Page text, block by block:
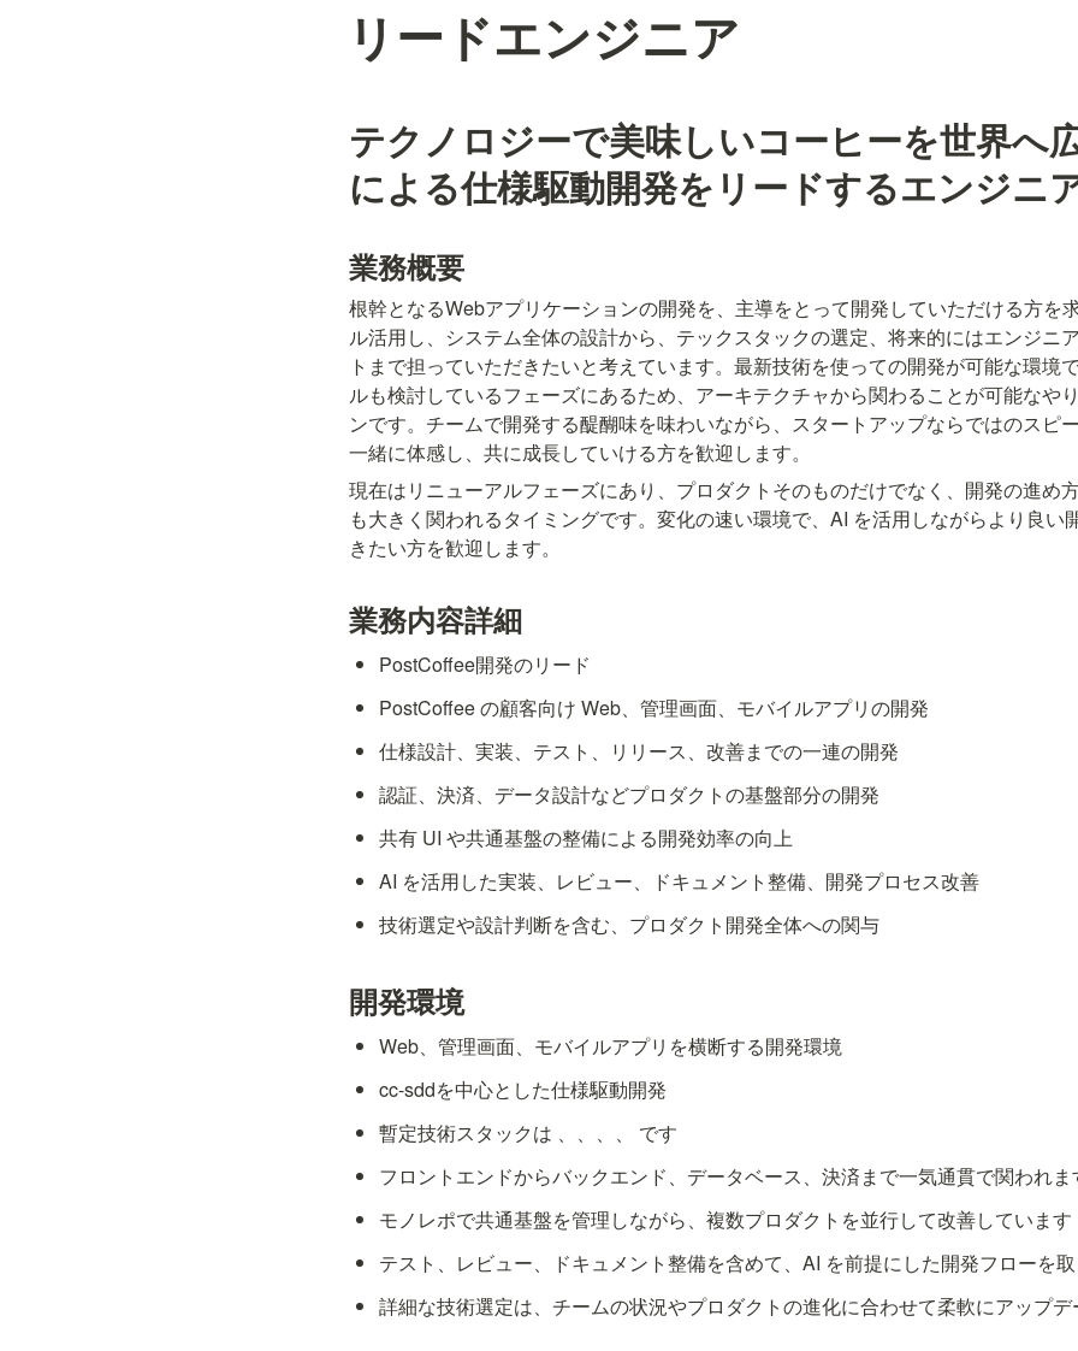
リードエンジニア
テクノロジーで美味しいコーヒーを世界へ
による仕様駆動開発をリードするエンジニ
業務概要
根幹となるWebアプリケーションの開発を、主導をとって開発していただける方を
ル活用し、システム全体の設計から、テックスタックの選定、将来的にはエンジニ
トまで担っていただきたいと考えています。最新技術を使っての開発が可能な環境
ルも検討しているフェーズにあるため、アーキテクチャから関わることが可能なや
ンです。チームで開発する醍醐味を味わいながら、スタートアップならではのスピ
一緒に体感し、共に成長していける方を歓迎します。
現在はリニューアルフェーズにあり、プロダクトそのものだけでなく、開発の進め
も大きく関われるタイミングです。変化の速い環境で、AI を活用しながらより良い
きたい方を歓迎します。
業務内容詳細
PostCoffee開発のリード
PostCoffee の顧客向け Web、管理画面、モバイルアプリの開発
仕様設計、実装、テスト、リリース、改善までの一連の開発
認証、決済、データ設計などプロダクトの基盤部分の開発
共有 UI や共通基盤の整備による開発効率の向上
AI を活用した実装、レビュー、ドキュメント整備、開発プロセス改善
技術選定や設計判断を含む、プロダクト開発全体への関与
開発環境
Web、管理画面、モバイルアプリを横断する開発環境
cc-sddを中心とした仕様駆動開発
暫定技術スタックは 、 、 、 、
です
フロントエンドからバックエンド、データベース、決済まで一気通貫で関われま
モノレポで共通基盤を管理しながら、複数プロダクトを並行して改善しています
テスト、レビュー、ドキュメント整備を含めて、AI を前提にした開発フローを
詳細な技術選定は、チームの状況やプロダクトの進化に合わせて柔軟にアップ